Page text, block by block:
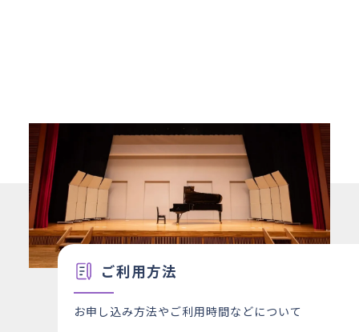
ご利用方法
お申し込み方法やご利用時間などについて